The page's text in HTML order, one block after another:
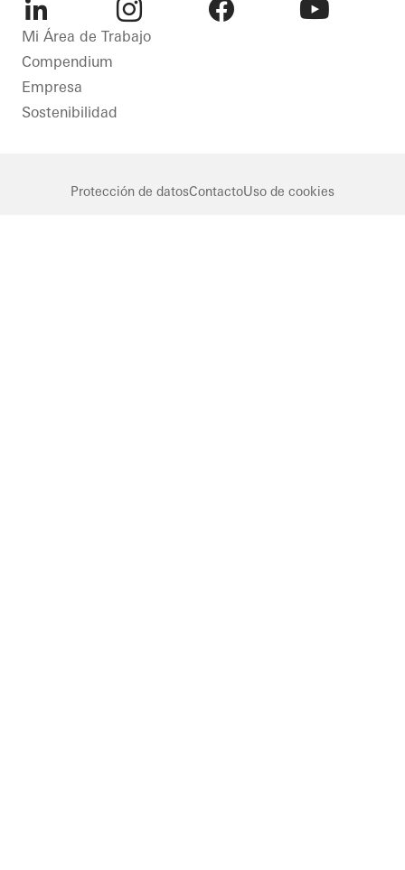
LinkedIn Instagram
Mi Área de Trabajo
Compendium
Empresa
Sostenibilidad
Protección de datosContactoUso de cookies